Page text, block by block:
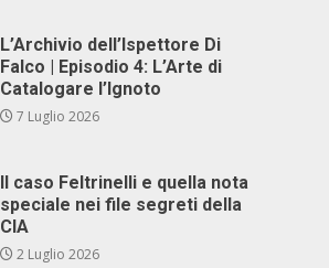
L’Archivio dell’Ispettore Di
Falco | Episodio 4: L’Arte di
Catalogare l’Ignoto
7 Luglio 2026
Il caso Feltrinelli e quella nota
speciale nei file segreti della
CIA
2 Luglio 2026